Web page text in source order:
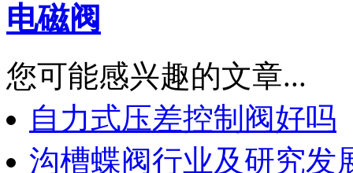
电磁阀
您可能感兴趣的文章...
自力式压差控制阀好吗
沟槽蝶阀行业及研究发